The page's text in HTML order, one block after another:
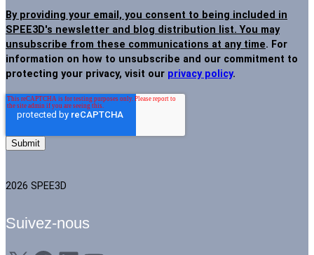
By providing your email, you consent to being included in
SPEE3D's newsletter and blog distribution list. You may
unsubscribe from these communications at any time. For
information on how to unsubscribe and our commitment to
protecting your privacy, visit our privacy policy.
2026 SPEE3D
Suivez-nous